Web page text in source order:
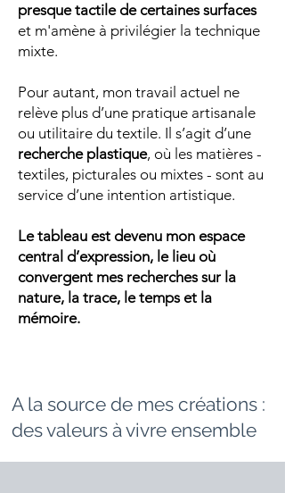
presque tactile de certaines surfaces
et m'amène à privilégier la technique
mixte.
Pour autant, mon travail actuel ne
relève plus d’une pratique artisanale
ou utilitaire du textile. Il s’agit d’une
recherche plastique, où les matières -
textiles, picturales ou mixtes - sont au
service d’une intention artistique.
Le tableau est devenu mon espace
central d’expression, le lieu où
convergent mes recherches sur la
nature, la trace, le temps et la
mémoire.
A la source de mes créations :
des valeurs à vivre ensemble